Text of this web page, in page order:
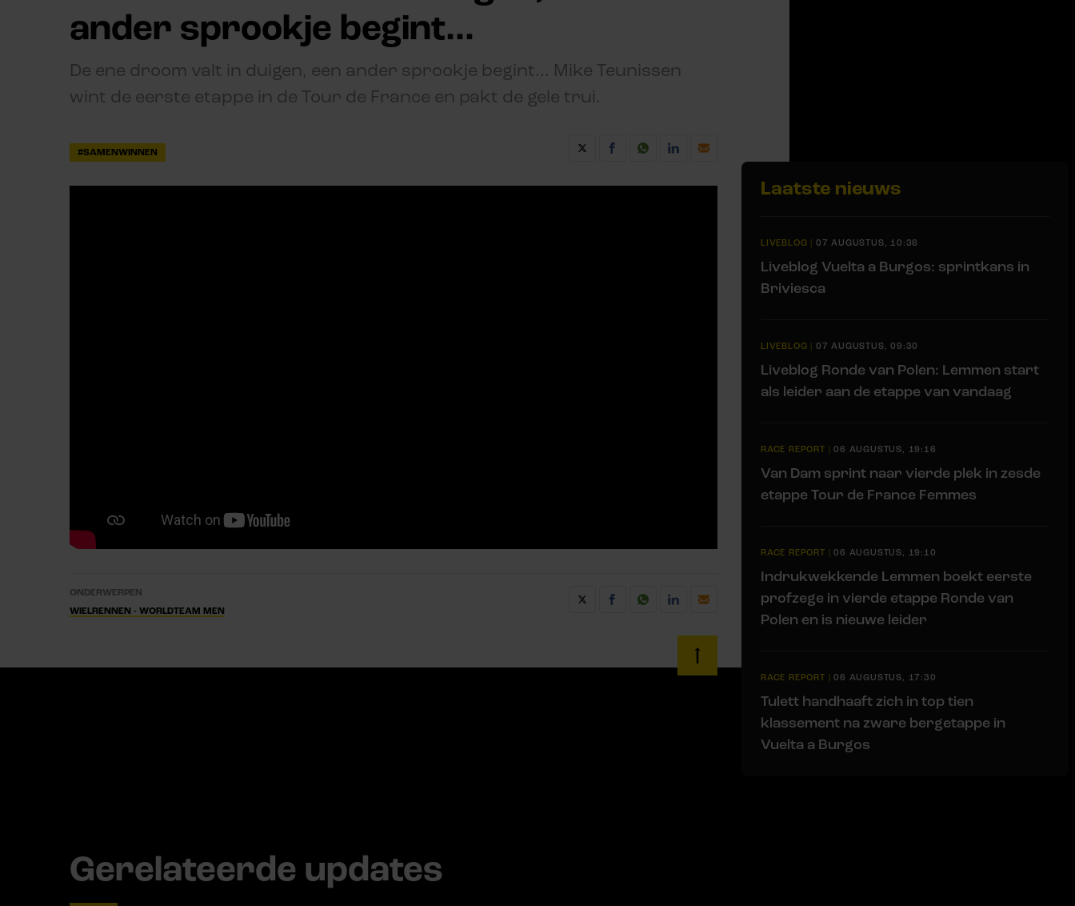
ander sprookje begint...
De ene droom valt in duigen, een ander sprookje begint... Mike Teunissen
wint de eerste etappe in de Tour de France en pakt de gele trui.
#SAMENWINNEN
ONDERWERPEN
WIELRENNEN - WORLDTEAM MEN
Laatste nieuws
LIVEBLOG | 07 AUGUSTUS, 10:36
Liveblog Vuelta a Burgos: sprintkans in
Briviesca
LIVEBLOG | 07 AUGUSTUS, 09:30
Liveblog Ronde van Polen: Lemmen start
als leider aan de etappe van vandaag
RACE REPORT |06 AUGUSTUS, 19:16
Van Dam sprint naar vierde plek in zesde
etappe Tour de France Femmes
RACE REPORT |06 AUGUSTUS, 19:10
Indrukwekkende Lemmen boekt eerste
profzege in vierde etappe Ronde van
Polen en is nieuwe leider
RACE REPORT |06 AUGUSTUS, 17:30
Tulett handhaaft zich in top tien
klassement na zware bergetappe in
Vuelta a Burgos
Gerelateerde updates